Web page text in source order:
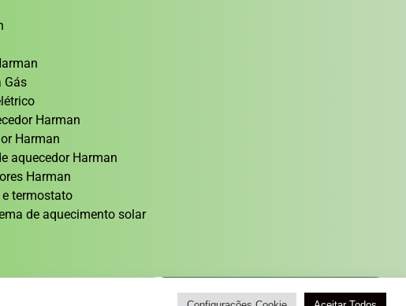
Gás
Harman
Harman
aquecedor Harman
Harman
termostato
de aquecimento solar
Atendimento / Orçamento Via WhatsApp